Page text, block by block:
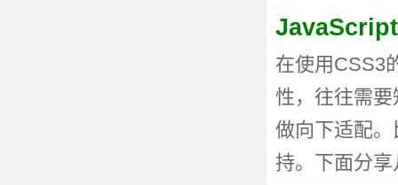
JavaScript
在使用CSS3
性，往往需
做向下适配
持。下面分